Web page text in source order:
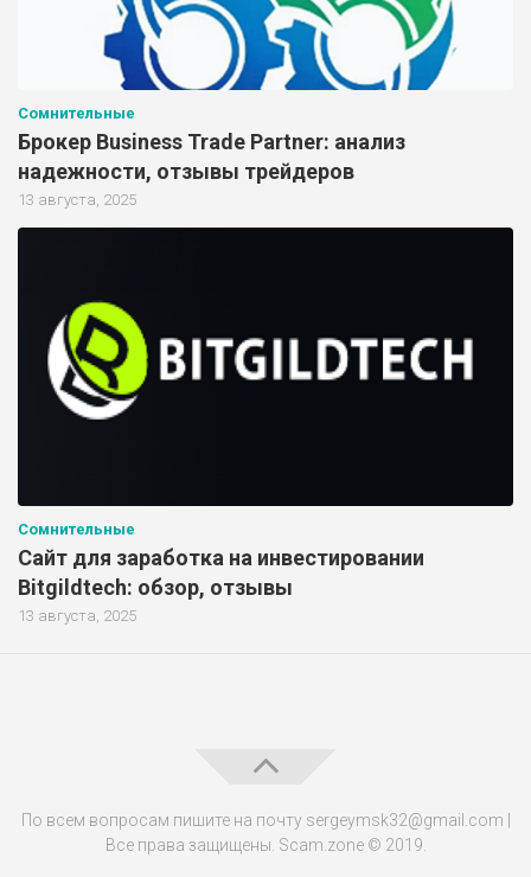
Сомнительные
Брокер Business Trade Partner: анализ
надежности, отзывы трейдеров
13 августа, 2025
Сомнительные
Сайт для заработка на инвестировании
Bitgildtech: обзор, отзывы
13 августа, 2025
По всем вопросам пишите на почту sergeymsk32@gmail.com |
Все права защищены. Scam.zone © 2019.